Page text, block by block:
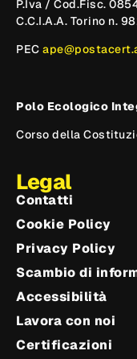
P.Iva / Cod.Fisc.
C.C.I.A.A. Torino n.
PEC
Polo Ecologico
Corso della
Legal
Contatti
Cookie Policy
Privacy Policy
Scambio di
Accessibilità
Lavora con noi
Certificazioni